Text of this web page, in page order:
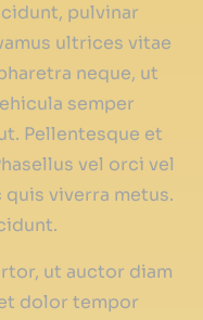
pulvinar
ultrices vitae
neque, ut
semper
Pellentesque et
vel orci vel
viverra metus.
ut auctor diam
dolor tempor